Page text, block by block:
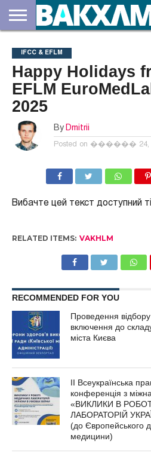
НАС
ВНЕСКИ
ДОКУМЕНТИ
НОВИНИ
КОНТАКТИ
IFCC & EFLM
Happy Holidays
EFLM
2025
By Dmitrii
Posted on ������ 24,
Вибачте цей текст доступний
RELATED ITEMS: VAKHLM
RECOMMENDED FOR YOU
Проведення
включення до
міста Києва
ІІ Всеукраїнська
конференція з
«ВИКЛИКИ В
ЛАБОРАТОРІЙ
(до Європейського
медицини)